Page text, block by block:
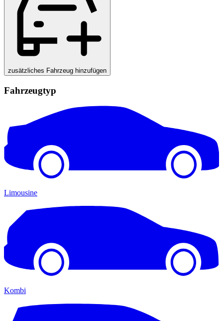
zusätzliches Fahrzeug hinzufügen
Fahrzeugtyp
Limousine
Kombi